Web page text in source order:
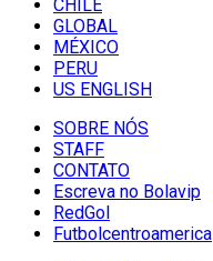
CHILE
GLOBAL
MÉXICO
PERU
US ENGLISH
SOBRE NÓS
STAFF
CONTATO
Escreva no Bolavip
RedGol
Futbolcentroamerica